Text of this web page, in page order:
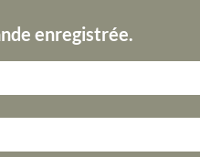
enregistrée.